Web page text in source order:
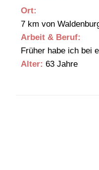
Ort:
7 km von
Arbeit & Beruf:
Früher habe ich bei
Alter: 63 Jahre